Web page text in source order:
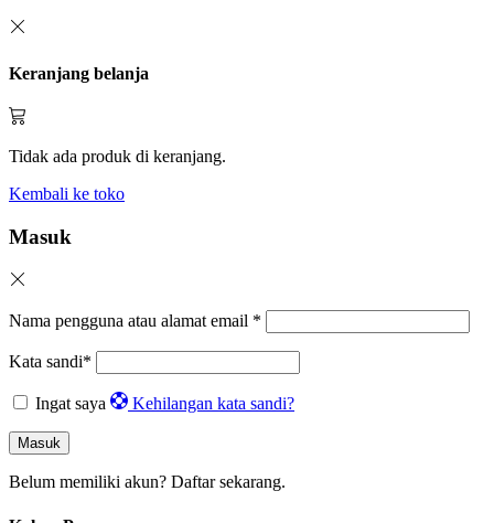
Keranjang belanja
Tidak ada produk di keranjang.
Kembali ke toko
Masuk
Nama pengguna atau alamat email *
Kata sandi*
Ingat saya Kehilangan kata sandi?
Masuk
Belum memiliki akun? Daftar sekarang.